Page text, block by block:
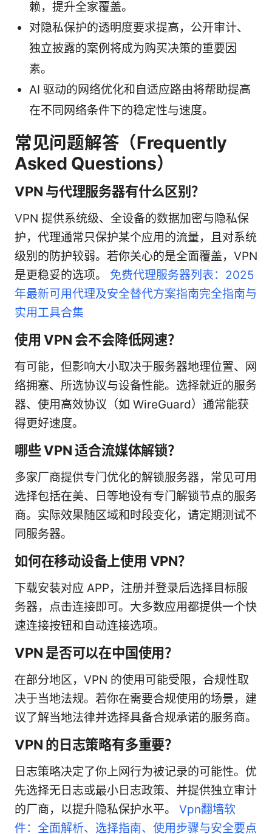
赖，提升全家覆盖。
对隐私保护的透明度要求提高，公开审计、
独立披露的案例将成为购买决策的重要因
素。
AI 驱动的网络优化和自适应路由将帮助提高
在不同网络条件下的稳定性与速度。
常见问题解答（Frequently
Asked Questions）
VPN 与代理服务器有什么区别？
VPN 提供系统级、全设备的数据加密与隐私保
护，代理通常只保护某个应用的流量，且对系统
级别的防护较弱。若你关心的是全面覆盖，VPN
是更稳妥的选项。 免费代理服务器列表：2025
年最新可用代理及安全替代方案指南完全指南与
实用工具合集
使用 VPN 会不会降低网速？
有可能，但影响大小取决于服务器地理位置、网
络拥塞、所选协议与设备性能。选择就近的服务
器、使用高效协议（如 WireGuard）通常能获
得更好速度。
哪些 VPN 适合流媒体解锁？
多家厂商提供专门优化的解锁服务器，常见可用
选择包括在美、日等地设有专门解锁节点的服务
商。实际效果随区域和时段变化，请定期测试不
同服务器。
如何在移动设备上使用 VPN？
下载安装对应 APP，注册并登录后选择目标服
务器，点击连接即可。大多数应用都提供一个快
速连接按钮和自动连接选项。
VPN 是否可以在中国使用？
在部分地区，VPN 的使用可能受限，合规性取
决于当地法规。若你在需要合规使用的场景，建
议了解当地法律并选择具备合规承诺的服务商。
VPN 的日志策略有多重要？
日志策略决定了你上网行为被记录的可能性。优
先选择无日志或最小日志政策、并提供独立审计
的厂商，以提升隐私保护水平。 Vpn翻墙软
件：全面解析、选择指南、使用步骤与安全要点